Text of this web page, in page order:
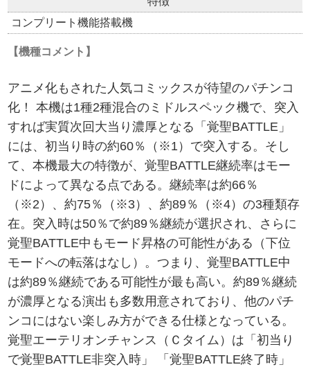
コンプリート機能搭載機
【機種コメント】
アニメ化もされた人気コミックスが待望のパチンコ
化！ 本機は1種2種混合のミドルスペック機で、突入
すれば実質次回大当り濃厚となる「覚聖BATTLE」
には、初当り時の約60％（※1）で突入する。そし
て、本機最大の特徴が、覚聖BATTLE継続率はモー
ドによって異なる点である。継続率は約66％
（※2）、約75％（※3）、約89％（※4）の3種類存
在。突入時は50％で約89％継続が選択され、さらに
覚聖BATTLE中もモード昇格の可能性がある（下位
モードへの転落はなし）。つまり、覚聖BATTLE中
は約89％継続である可能性が最も高い。約89％継続
が濃厚となる演出も多数用意されており、他のパチ
ンコにはない楽しみ方ができる仕様となっている。
覚聖エーテリオンチャンス（Ｃタイム）は「初当り
で覚聖BATTLE非突入時」 「覚聖BATTLE終了時」